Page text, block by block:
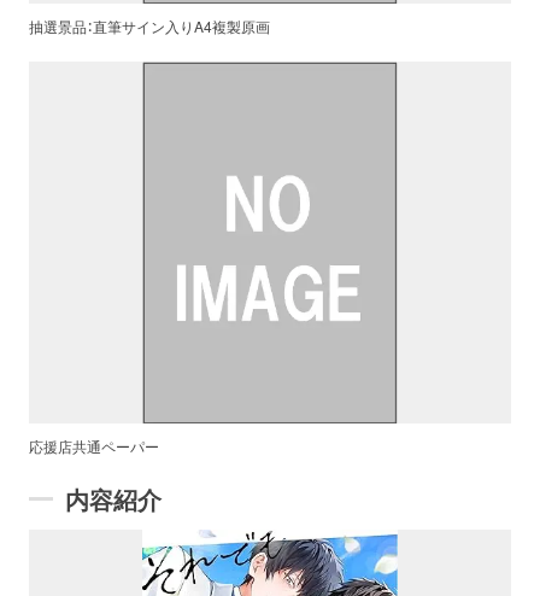
抽選景品：直筆サイン入りA4複製原画
応援店共通ペーパー
内容紹介